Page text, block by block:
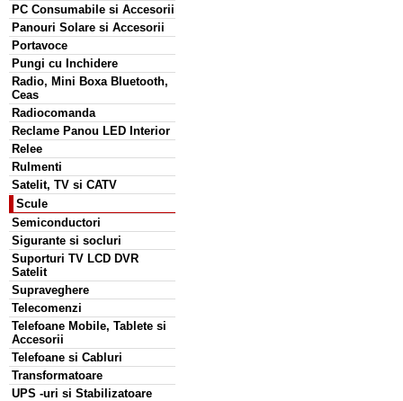
PC Consumabile si Accesorii
Panouri Solare si Accesorii
Portavoce
Pungi cu Inchidere
Radio, Mini Boxa Bluetooth,
Ceas
Radiocomanda
Reclame Panou LED Interior
Relee
Rulmenti
Satelit, TV si CATV
Scule
Semiconductori
Sigurante si socluri
Suporturi TV LCD DVR
Satelit
Supraveghere
Telecomenzi
Telefoane Mobile, Tablete si
Accesorii
Telefoane si Cabluri
Transformatoare
UPS -uri si Stabilizatoare